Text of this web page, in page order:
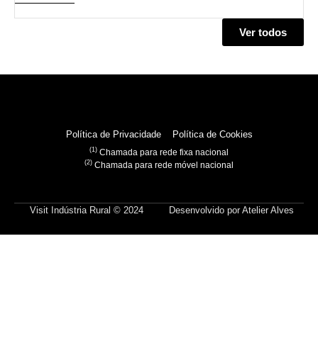
Ver todos
Política de Privacidade Política de Cookies
(1) Chamada para rede fixa nacional
(2) Chamada para rede móvel nacional
Visit Indústria Rural © 2024 Desenvolvido porAtelier Alves